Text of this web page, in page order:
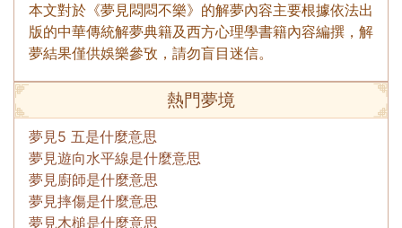
本文對於《夢見悶悶不樂》的解夢內容主要根據依法出
版的中華傳統解夢典籍及西方心理學書籍內容編撰，解
夢結果僅供娛樂參攷，請勿盲目迷信。
熱門夢境
夢見5 五是什麼意思
夢見遊向水平線是什麼意思
夢見廚師是什麼意思
夢見摔傷是什麼意思
夢見木槌是什麼意思